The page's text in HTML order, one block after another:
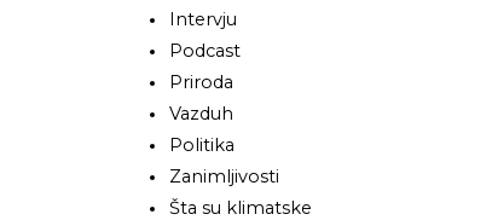
Intervju
Podcast
Priroda
Vazduh
Politika
Zanimljivosti
Šta su klimatske